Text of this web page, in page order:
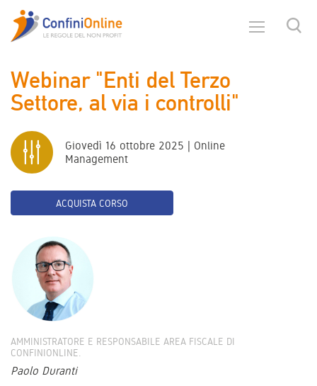
Webinar "Enti del Terzo
Settore, al via i controlli"
Giovedì 16 ottobre 2025 | Online
Management
ACQUISTA CORSO
AMMINISTRATORE E RESPONSABILE AREA FISCALE DI
CONFINIONLINE.
Paolo Duranti